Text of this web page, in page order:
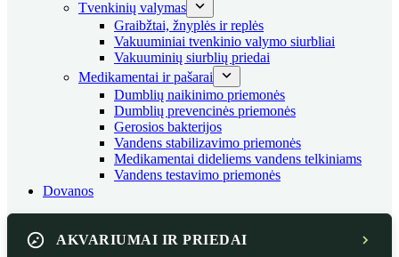
Tvenkinių valymas
Graibžtai, žnyplės ir replės
Vakuuminiai tvenkinio valymo siurbliai
Vakuuminių siurblių priedai
Medikamentai ir pašarai
Dumblių naikinimo priemonės
Dumblių prevencinės priemonės
Gerosios bakterijos
Vandens stabilizavimo priemonės
Medikamentai dideliems vandens telkiniams
Vandens testavimo priemonės
Dovanos
AKVARIUMAI IR PRIEDAI